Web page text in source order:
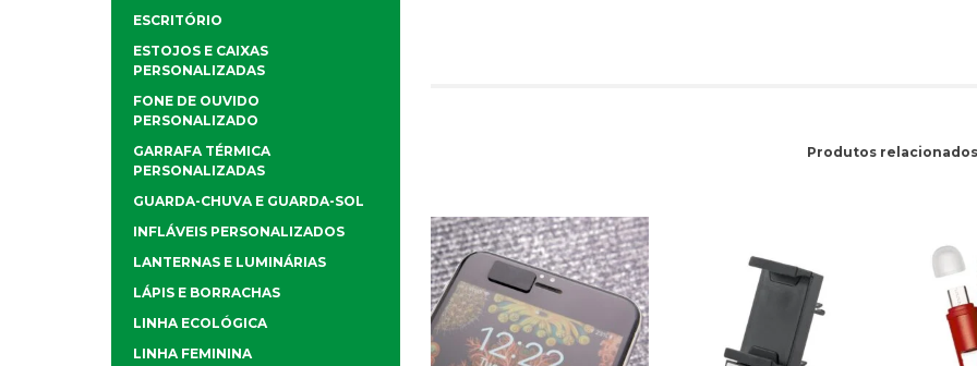
Produtos relacionados
ESCRITÓRIO
ESTOJOS E CAIXAS
PERSONALIZADAS
FONE DE OUVIDO
PERSONALIZADO
GARRAFA TÉRMICA
PERSONALIZADAS
GUARDA-CHUVA E GUARDA-SOL
INFLÁVEIS PERSONALIZADOS
LANTERNAS E LUMINÁRIAS
LÁPIS E BORRACHAS
LINHA ECOLÓGICA
LINHA FEMININA